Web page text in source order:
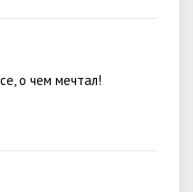
о чем мечтал!